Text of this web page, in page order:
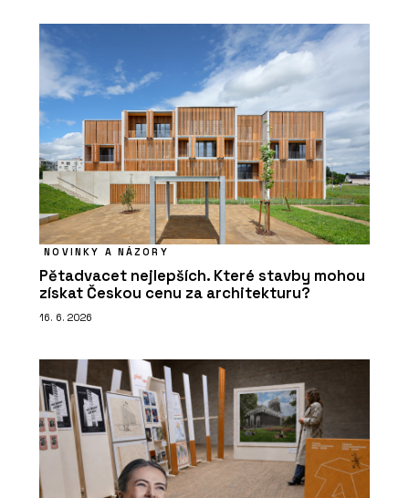
NOVINKY A NÁZORY
Pětadvacet nejlepších. Které stavby mohou
získat Českou cenu za architekturu?
16. 6. 2026